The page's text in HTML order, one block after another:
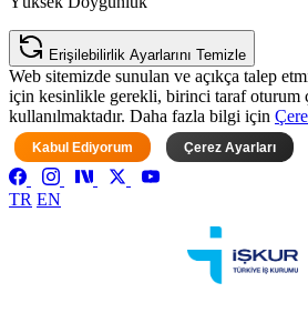
Erişilebilirlik Ayarlarını Temizle
Web sitemizde sunulan ve açıkça talep
için kesinlikle gerekli, birinci taraf oturum
kullanılmaktadır. Daha fazla bilgi için
Kabul Ediyorum Çerez Ayarları
TR EN